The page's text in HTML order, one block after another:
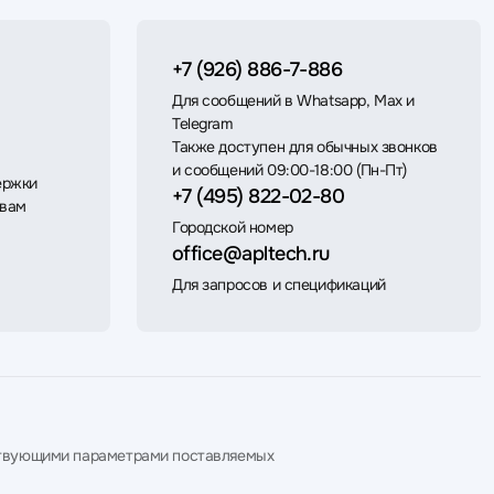
+7 (926) 886-7-886
Для сообщений в Whatsapp, Max и
Telegram
Также доступен для обычных звонков
и сообщений 09:00-18:00 (Пн-Пт)
+7 (495) 822-02-80
Городской номер
office@apltech.ru
Для запросов и спецификаций
параметрами поставляемых